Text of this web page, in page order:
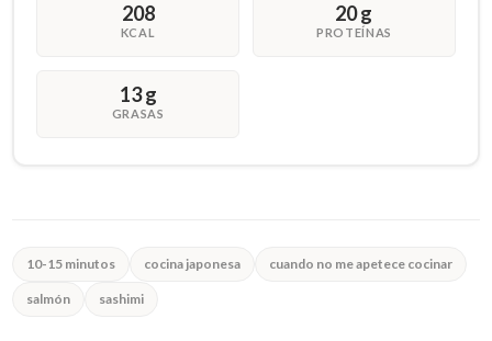
208
KCAL
20 g
PROTEÍNAS
13 g
GRASAS
10-15 minutos cocina japonesa cuando no me apetece cocinar
salmón sashimi